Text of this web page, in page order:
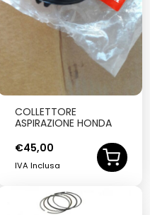
COLLETTORE
ASPIRAZIONE HONDA
€45,00
IVA Inclusa